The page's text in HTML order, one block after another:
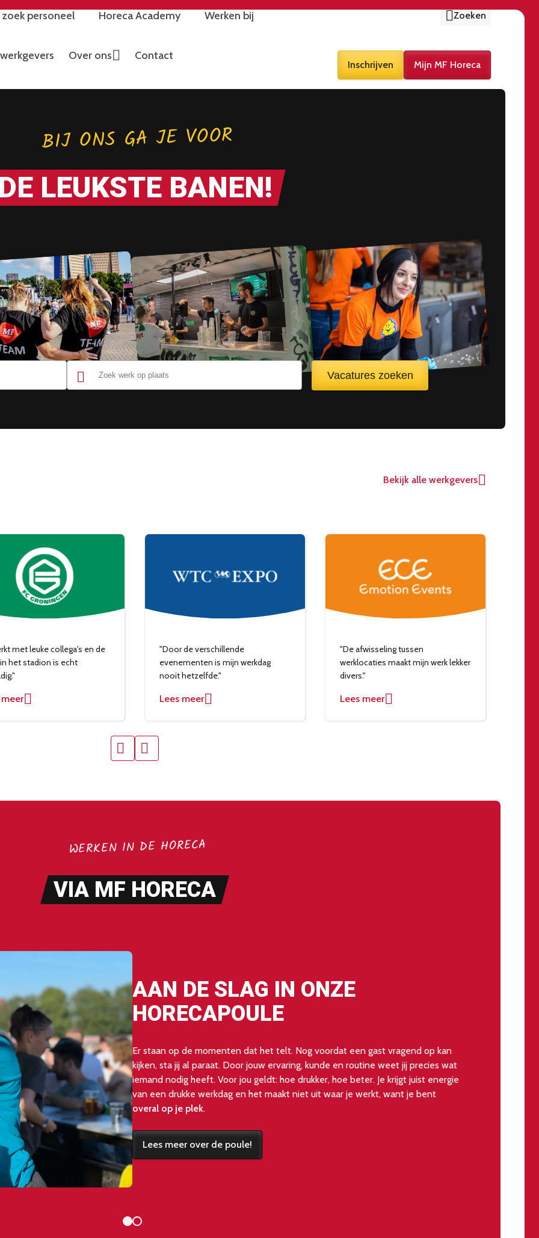
Zoeken
zoek personeel Horeca Academy Werken bij
Over ons Contact
Inschrijven Mijn MF Horeca
BIJ ONS GA JE VOOR
DE LEUKSTE BANEN!
Vacatures zoeken
Bekijk alle werkgevers
met leuke collega's en de
het stadion is echt
meer
"Door de verschillende
evenementen is mijn werkdag
nooit hetzelfde."
Lees meer
"De afwisseling tussen
werklocaties maakt mijn werk lekker
divers."
Lees meer
WERKEN IN DE HORECA
VIA MF HORECA
AAN DE SLAG IN ONZE
HORECAPOULE
Er staan op de momenten dat het telt. Nog voordat een gast vragend op kan
kijken, sta jij al paraat. Door jouw ervaring, kunde en routine weet jij precies wat
iemand nodig heeft. Voor jou geldt: hoe drukker, hoe beter. Je krijgt juist energie
van een drukke werkdag en het maakt niet uit waar je werkt, want je bent
overal op je plek.
Lees meer over de poule!